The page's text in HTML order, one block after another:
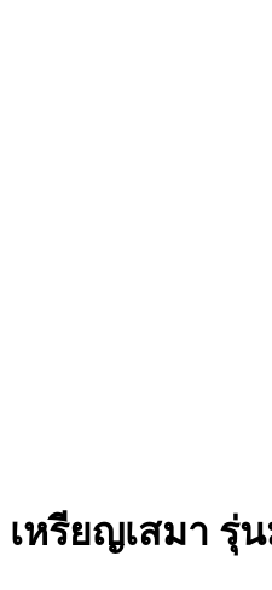
เหรียญเสมา รุ่